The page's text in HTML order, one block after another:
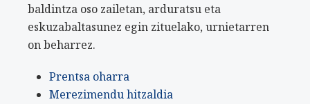
baldintza oso zailetan, arduratsu eta
eskuzabaltasunez egin zituelako, urnietarren
on beharrez.
Prentsa oharra
Merezimendu hitzaldia